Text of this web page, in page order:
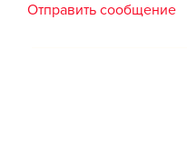
Отправить сообщение